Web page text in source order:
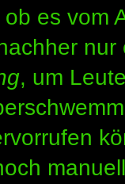
es vom
, um